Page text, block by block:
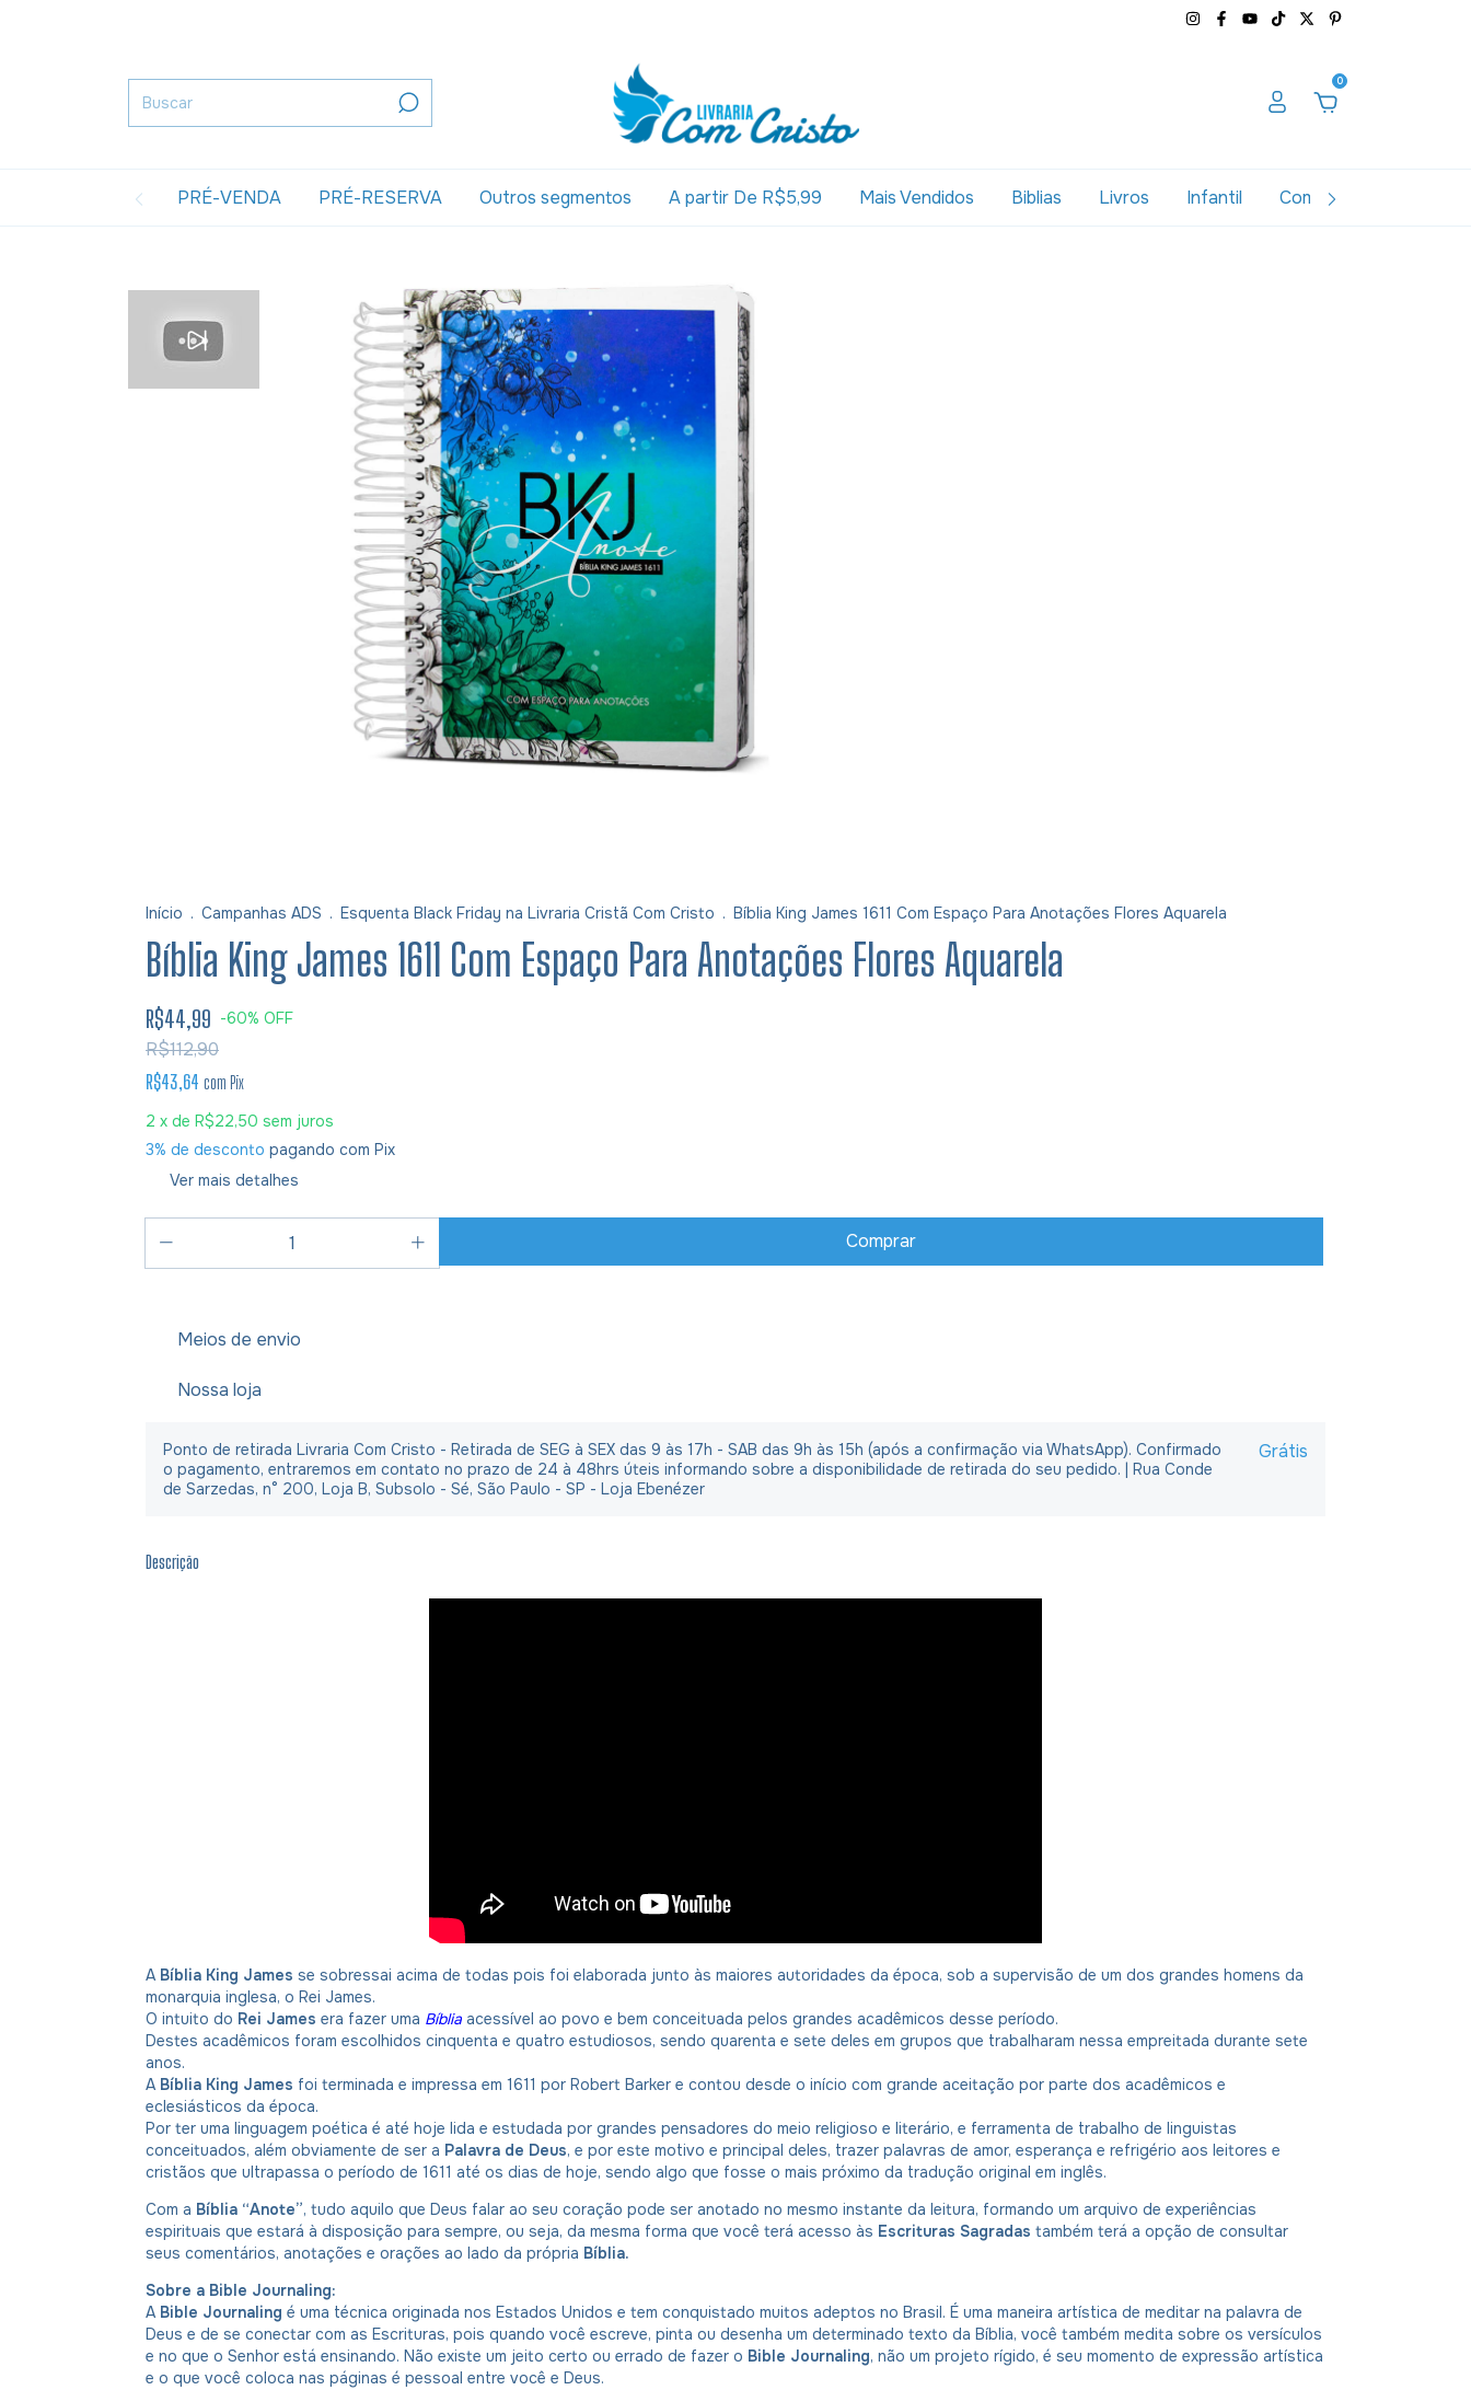
0
PRÉ-VENDA PRÉ-RESERVA Outros segmentos A partir De R$5,99 Mais Vendidos Biblias Livros Infantil Combos
Início . Campanhas ADS . Esquenta Black Friday na Livraria Cristã Com Cristo . Bíblia King James 1611 Com Espaço Para Anotações Flores Aquarela
Bíblia King James 1611 Com Espaço Para Anotações Flores Aquarela
R$44,99 -60% OFF
R$112,90
R$43,64 com Pix
2 x de R$22,50 sem juros
3% de desconto pagando com Pix
Ver mais detalhes
Meios de envio
Nossa loja
Ponto de retirada Livraria Com Cristo - Retirada de SEG à SEX das 9 às 17h - SAB das 9h às 15h (após a confirmação via WhatsApp). Confirmado
o pagamento, entraremos em contato no prazo de 24 à 48hrs úteis informando sobre a disponibilidade de retirada do seu pedido. | Rua Conde
de Sarzedas, n° 200, Loja B, Subsolo - Sé, São Paulo - SP - Loja Ebenézer
Grátis
Descrição
A Bíblia King James se sobressai acima de todas pois foi elaborada junto às maiores autoridades da época, sob a supervisão de um dos grandes homens da
monarquia inglesa, o Rei James.
O intuito do Rei James era fazer uma Bíblia acessível ao povo e bem conceituada pelos grandes acadêmicos desse período.
Destes acadêmicos foram escolhidos cinquenta e quatro estudiosos, sendo quarenta e sete deles em grupos que trabalharam nessa empreitada durante sete
anos.
A Bíblia King James foi terminada e impressa em 1611 por Robert Barker e contou desde o início com grande aceitação por parte dos acadêmicos e
eclesiásticos da época.
Por ter uma linguagem poética é até hoje lida e estudada por grandes pensadores do meio religioso e literário, e ferramenta de trabalho de linguistas
conceituados, além obviamente de ser a Palavra de Deus, e por este motivo e principal deles, trazer palavras de amor, esperança e refrigério aos leitores e
cristãos que ultrapassa o período de 1611 até os dias de hoje, sendo algo que fosse o mais próximo da tradução original em inglês.
Com a Bíblia “Anote”, tudo aquilo que Deus falar ao seu coração pode ser anotado no mesmo instante da leitura, formando um arquivo de experiências
espirituais que estará à disposição para sempre, ou seja, da mesma forma que você terá acesso às Escrituras Sagradas também terá a opção de consultar
seus comentários, anotações e orações ao lado da própria Bíblia.
Sobre a Bible Journaling:
A Bible Journaling é uma técnica originada nos Estados Unidos e tem conquistado muitos adeptos no Brasil. É uma maneira artística de meditar na palavra de
Deus e de se conectar com as Escrituras, pois quando você escreve, pinta ou desenha um determinado texto da Bíblia, você também medita sobre os versículos
e no que o Senhor está ensinando. Não existe um jeito certo ou errado de fazer o Bible Journaling, não um projeto rígido, é seu momento de expressão artística
e o que você coloca nas páginas é pessoal entre você e Deus.